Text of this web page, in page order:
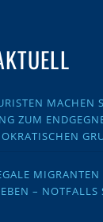
MACHEN
ZUM
– NOTFALLS